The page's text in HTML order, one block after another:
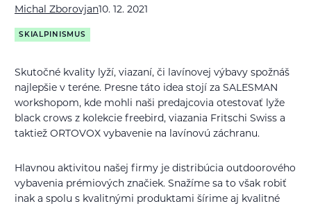
Michal Zborovjan10. 12. 2021
SKIALPINISMUS
Skutočné kvality lyží, viazaní, či lavínovej výbavy spožnáš
najlepšie v teréne. Presne táto idea stojí za SALESMAN
workshopom, kde mohli naši predajcovia otestovať lyže
black crows z kolekcie freebird, viazania Fritschi Swiss a
taktiež ORTOVOX vybavenie na lavínovú záchranu.
Hlavnou aktivitou našej firmy je distribúcia outdoorového
vybavenia prémiových značiek. Snažíme sa to však robiť
inak a spolu s kvalitnými produktami šírime aj kvalitné